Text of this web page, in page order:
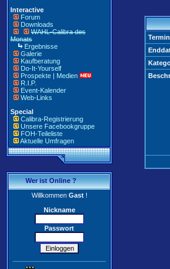
Interactive
Forum
Downloads
WAHL-Calibra des
Monats
Ergebnisse
Galerie
Kaufberatung
Do-It-Yourself
Prospekte | Medien
R.I.P.
Event-Kalender
Web-Links
Special
Calibra-Registrierung
Unsere Facebookgruppe
FOH-Teileliste
Aktuelle Umfragen
Wer ist Online ?
WillkommenGast!
Nickname
Passwort